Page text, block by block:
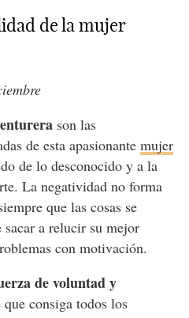
de la mujer
son las
de esta apasionante mujer
de lo desconocido y a la
La negatividad no forma
que las cosas se
sacar a relucir su mejor
con motivación.
de voluntad y
consiga todos los